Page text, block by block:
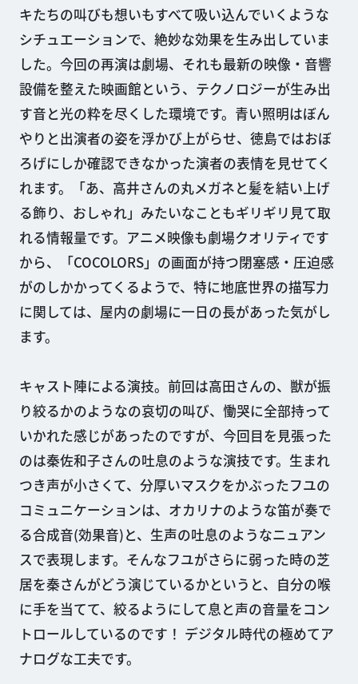
キたちの叫びも想いもすべて吸い込んでいくような
シチュエーションで、絶妙な効果を生み出していま
した。今回の再演は劇場、それも最新の映像・音響
設備を整えた映画館という、テクノロジーが生み出
す音と光の粋を尽くした環境です。青い照明はぼん
やりと出演者の姿を浮かび上がらせ、徳島ではおぼ
ろげにしか確認できなかった演者の表情を見せてく
れます。「あ、高井さんの丸メガネと髪を結い上げ
る飾り、おしゃれ」みたいなこともギリギリ見て取
れる情報量です。アニメ映像も劇場クオリティです
から、「COCOLORS」の画面が持つ閉塞感・圧迫感
がのしかかってくるようで、特に地底世界の描写力
に関しては、屋内の劇場に一日の長があった気がし
ます。
キャスト陣による演技。前回は高田さんの、獣が振
り絞るかのようなの哀切の叫び、慟哭に全部持って
いかれた感じがあったのですが、今回目を見張った
のは秦佐和子さんの吐息のような演技です。生まれ
つき声が小さくて、分厚いマスクをかぶったフユの
コミュニケーションは、オカリナのような笛が奏で
る合成音(効果音)と、生声の吐息のようなニュアン
スで表現します。そんなフユがさらに弱った時の芝
居を秦さんがどう演じているかというと、自分の喉
に手を当てて、絞るようにして息と声の音量をコン
トロールしているのです！ デジタル時代の極めてア
ナログな工夫です。